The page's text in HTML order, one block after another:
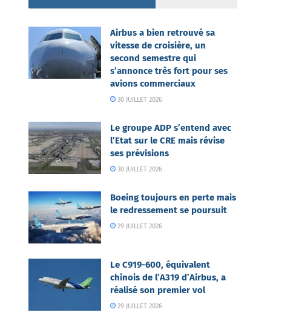
Airbus a bien retrouvé sa
vitesse de croisière, un
second semestre qui
s’annonce très fort pour ses
avions commerciaux
30 JUILLET 2026
Le groupe ADP s’entend avec
l’Etat sur le CRE mais révise
ses prévisions
30 JUILLET 2026
Boeing toujours en perte mais
le redressement se poursuit
29 JUILLET 2026
Le C919-600, équivalent
chinois de l’A319 d’Airbus, a
réalisé son premier vol
29 JUILLET 2026